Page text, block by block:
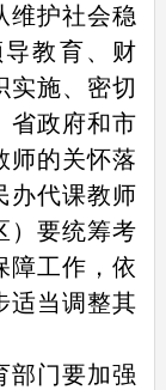
维护社会稳
教育、财
实施、密切
省政府和市
师的关怀落
办代课教师
）要统筹考
障工作，依
适当调整其
部门要加强